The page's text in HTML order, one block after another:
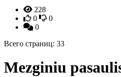
228
0
0
0
Всего страниц: 33
Mezginiu